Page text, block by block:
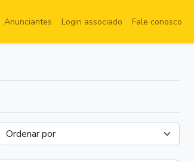
Anunciantes Login associado Fale conosco